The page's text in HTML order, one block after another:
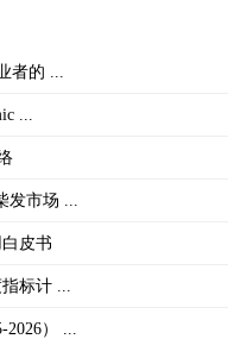
者的 ...
...
市场 ...
皮书
标计 ...
） ...